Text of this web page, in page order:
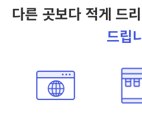
다른 곳보다 적게 드
드립